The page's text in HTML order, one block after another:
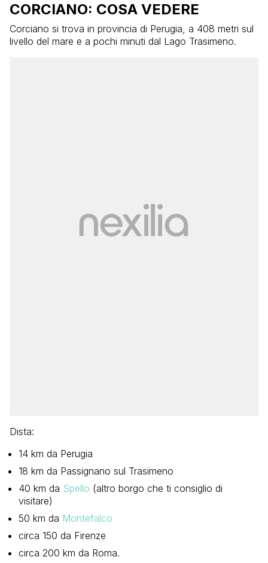
CORCIANO: COSA VEDERE
Corciano si trova in provincia di Perugia, a 408 metri sul
livello del mare e a pochi minuti dal Lago Trasimeno.
Dista:
14 km da Perugia
18 km da Passignano sul Trasimeno
40 km da Spello (altro borgo che ti consiglio di
visitare)
50 km da Montefalco
circa 150 da Firenze
circa 200 km da Roma.